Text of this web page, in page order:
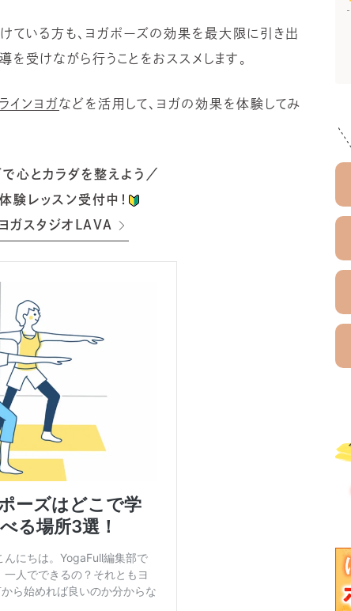
ている方も、ヨガポーズの効果を最大限に引き出
を受けながら行うことをおススメします。
インヨガなどを活用して、ヨガの効果を体験してみ
心とカラダを整えよう／
験レッスン受付中！
ガスタジオLAVA